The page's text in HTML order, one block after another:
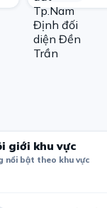
giới khu vực
nổi bật theo khu vực